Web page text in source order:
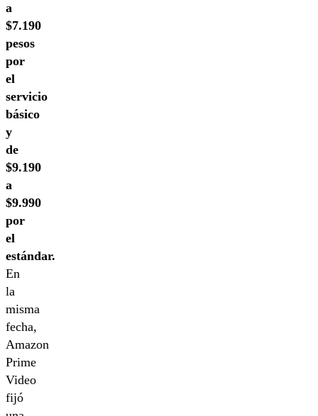
a
$7.190
pesos
por
el
servicio
básico
y
de
$9.190
a
$9.990
por
el
estándar.
En
la
misma
fecha,
Amazon
Prime
Video
fijó